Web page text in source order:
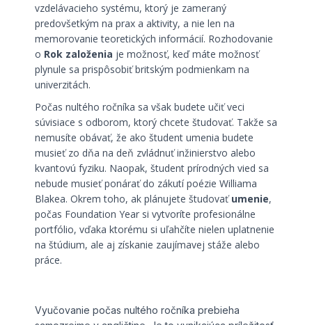
vzdelávacieho systému, ktorý je zameraný
predovšetkým na prax a aktivity, a nie len na
memorovanie teoretických informácií. Rozhodovanie
o Rok založenia je možnosť, keď máte možnosť
plynule sa prispôsobiť britským podmienkam na
univerzitách.
Počas nultého ročníka sa však budete učiť veci
súvisiace s odborom, ktorý chcete študovať. Takže sa
nemusíte obávať, že ako študent umenia budete
musieť zo dňa na deň zvládnuť inžinierstvo alebo
kvantovú fyziku. Naopak, študent prírodných vied sa
nebude musieť ponárať do zákutí poézie Williama
Blakea. Okrem toho, ak plánujete študovaťumenie,
počas Foundation Year si vytvoríte profesionálne
portfólio, vďaka ktorému si uľahčíte nielen uplatnenie
na štúdium, ale aj získanie zaujímavej stáže alebo
práce.
Vyučovanie počas nultého ročníka prebieha